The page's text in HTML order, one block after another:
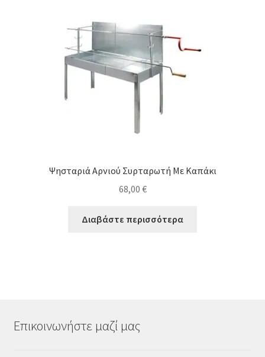
Ψησταριά Αρνιού Συρταρωτή Με Καπάκι
68,00 €
Διαβάστε περισσότερα
Επικοινωνήστε μαζί μας